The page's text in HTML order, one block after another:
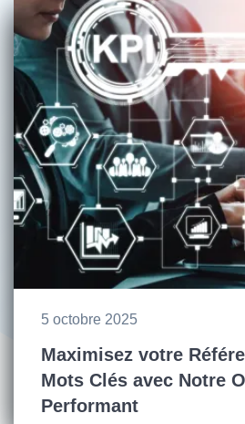
5 octobre 2025
Maximisez votre
Mots Clés avec Notre
Performant